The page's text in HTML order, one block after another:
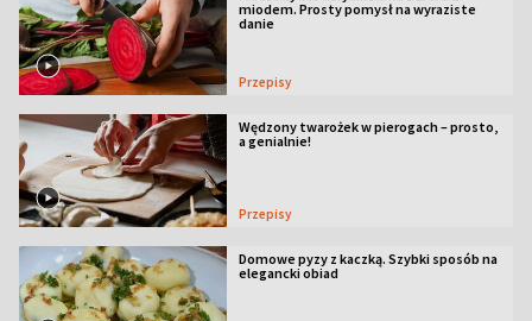
miodem. Prosty pomysł na wyraziste
danie
Przepisy
Wędzony twarożek w pierogach – prosto,
a genialnie!
Przepisy
Domowe pyzy z kaczką. Szybki sposób na
elegancki obiad